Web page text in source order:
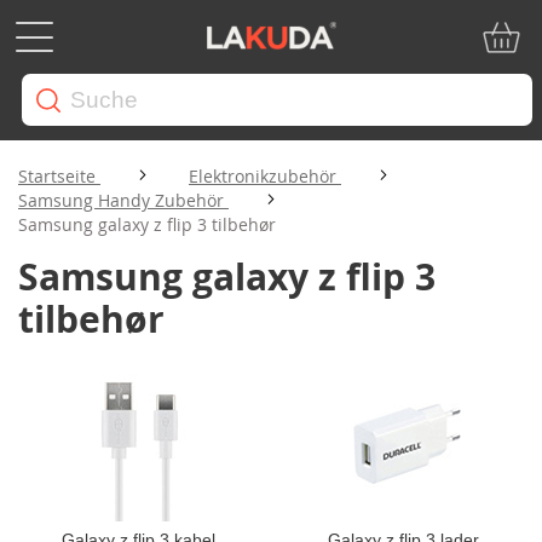
Startseite
Elektronikzubehör
Samsung Handy Zubehör
Samsung galaxy z flip 3 tilbehør
Samsung galaxy z flip 3
tilbehør